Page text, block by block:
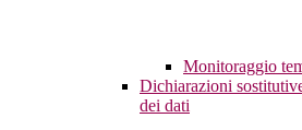
Monitoraggio
Dichiarazioni
dei dati